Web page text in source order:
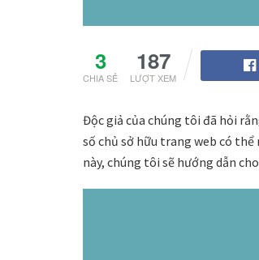
3
CHIA SẺ
187
LƯỢT XEM
Độc giả của chúng tôi đã hỏi
số chủ sở hữu trang web có
này, chúng tôi sẽ hướng dẫn